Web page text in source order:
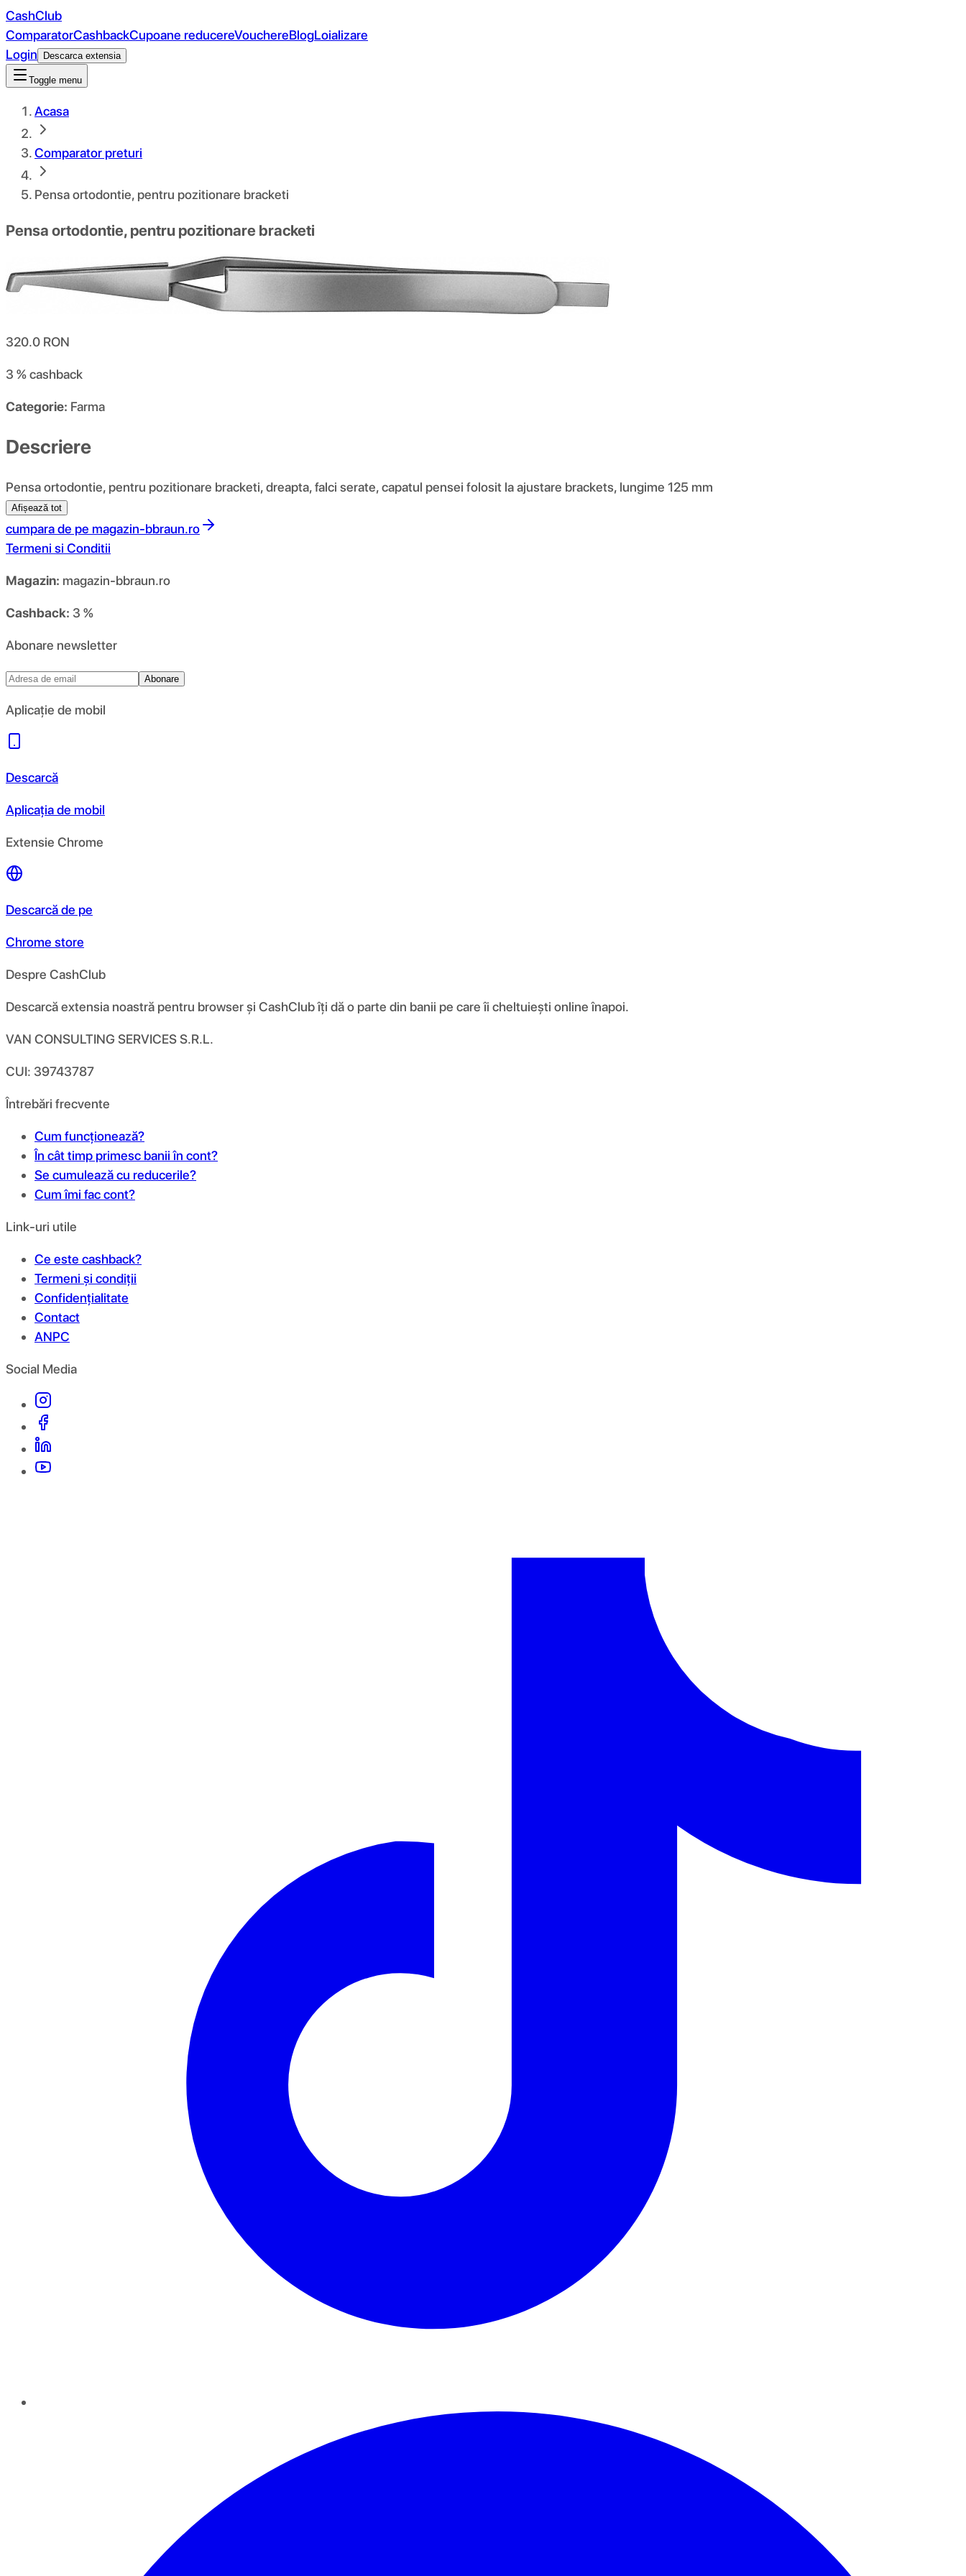
CashClub
ComparatorCashbackCupoane reducereVouchereBlogLoializare
Login
Descarca extensia
Toggle menu
Acasa
Comparator preturi
Pensa ortodontie, pentru pozitionare bracketi
Pensa ortodontie, pentru pozitionare bracketi
320.0 RON
3 %cashback
Categorie: Farma
Descriere
Pensa ortodontie, pentru pozitionare bracketi, dreapta, falci serate, capatul pensei folosit la ajustare brackets, lungime 125 mm
Afișează tot
cumpara de pe magazin-bbraun.ro
Termeni si Conditii
Magazin: magazin-bbraun.ro
Cashback: 3 %
Abonare newsletter
Abonare
Aplicație de mobil
Descarcă
Aplicația de mobil
Extensie Chrome
Descarcă de pe
Chrome store
Despre CashClub
Descarcă extensia noastră pentru browser și CashClub îți dă o parte din banii pe care îi cheltuiești online înapoi.
VAN CONSULTING SERVICES S.R.L.
CUI: 39743787
Întrebări frecvente
Cum funcționează?
În cât timp primesc banii în cont?
Se cumulează cu reducerile?
Cum îmi fac cont?
Link-uri utile
Ce este cashback?
Termeni și condiții
Confidențialitate
Contact
ANPC
Social Media